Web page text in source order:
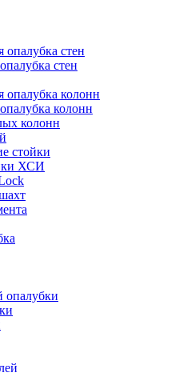
стен
стен
колонн
колонн
колонн
стойки
ХСИ
опалубки